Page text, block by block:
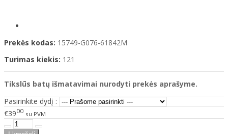
Prekės kodas: 15749-G076-61842M
Turimas kiekis: 121
Tikslūs batų išmatavimai nurodyti prekės aprašyme.
Pasirinkite dydį :
€3900 su PVM